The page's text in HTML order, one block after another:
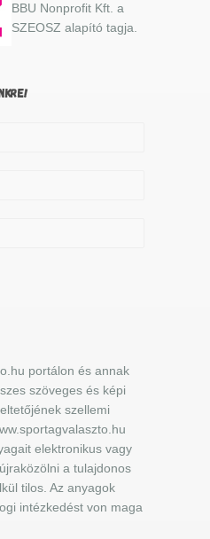
BBU Nonprofit Kft. a
SZEOSZ alapító tagja.
portálon és annak
szöveges és képi
szellemi
elektronikus vagy
a tulajdonos
tilos. Az anyagok
intézkedést von maga